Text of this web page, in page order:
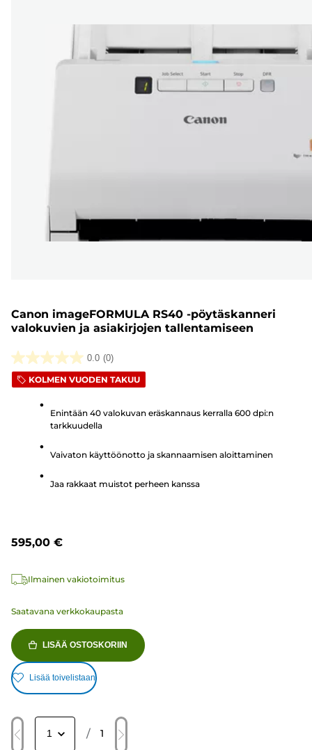
Canon imageFORMULA RS40 -pöytäskanneri
valokuvien ja asiakirjojen tallentamiseen
0.0 (0)
0.0/5
tähteä.
KOLMEN VUODEN TAKUU
Enintään 40 valokuvan eräskannaus kerralla 600 dpi:n
tarkkuudella
Vaivaton käyttöönotto ja skannaamisen aloittaminen
Jaa rakkaat muistot perheen kanssa
595,00 €
Ilmainen vakiotoimitus
Saatavana verkkokaupasta
LISÄÄ OSTOSKORIIN
Lisää toivelistaan
/ 1